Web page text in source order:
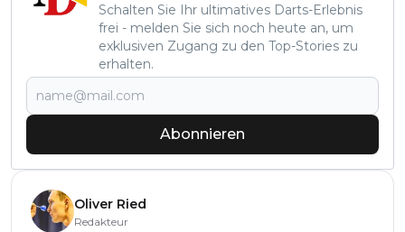
Schalten Sie Ihr ultimatives Darts-Erlebnis
frei - melden Sie sich noch heute an, um
exklusiven Zugang zu den Top-Stories zu
erhalten.
Abonnieren
Oliver Ried
Redakteur